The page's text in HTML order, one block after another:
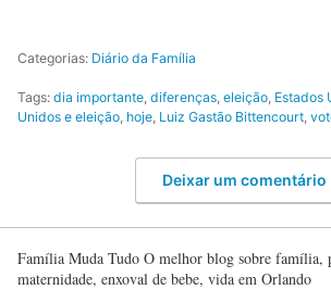
Categorias: Diário da Família
Tags: dia importante, diferenças, eleição, Estados
Unidos e eleição, hoje, Luiz Gastão Bittencourt,
Deixar um comentário
Família Muda Tudo O melhor blog sobre família,
maternidade, enxoval de bebe, vida em Orlando